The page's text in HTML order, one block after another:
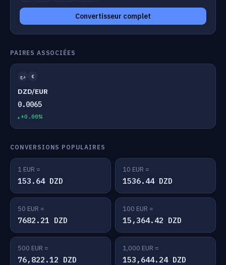
Convertisseur complet
PAIRES ASSOCIÉES
دج €
DZD/EUR
0.0065
+0.00%
CONVERSIONS POPULAIRES
1 EUR =
153.64 DZD
10 EUR =
1536.44 DZD
50 EUR =
7682.21 DZD
100 EUR =
15,364.42 DZD
500 EUR =
76,822.12 DZD
1,000 EUR =
153,644.24 DZD